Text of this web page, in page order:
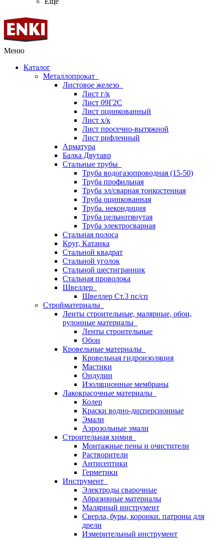
Меню
Каталог
Металлопрокат
Листовое железо
Лист г/к
Лист 09Г2С
Лист оцинкованный
Лист х/к
Лист просечно-вытяжной
Лист рифленный
Арматура
Балка Двутавр
Стальные трубы
Труба водогазопроводная (15-50)
Труба профильная
Труба эл/сварная тонкостенная
Труба оцинкованная
Труба. некондиция
Труба цельнотянутая
Труба электросварная
Стальная полоса
Круг, Катанка
Стальной квадрат
Стальной уголок
Стальной шестигранник
Стальная проволока
Швеллер
Швеллер Ст.3 пс/сп
Стройматериалы
Ленты строительные, малярные, обои,
рулонные материалы
Ленты строительные
Обои
Кровельные материалы
Кровельная гидроизоляция
Мастики
Ондулин
Изоляционные мембраны
Лакокрасочные материалы
Колер
Краски водно-дисперсионные
Эмали
Аэрозольные эмали
Строительная химия
Монтажные пены и очистители
Растворители
Антисептики
Герметики
Инструмент
Электроды сварочные
Абразивные материалы
Малярный инструмент
Сверла, буры, коронки. патроны для
дрели
Измерительный инструмент